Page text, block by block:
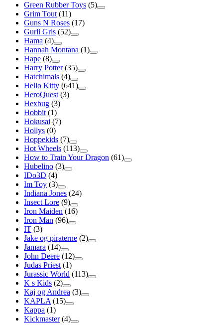
Green Rubber Toys (5)
Grim Tout (11)
Guns N Roses (17)
Gurli Gris (52)
Hama (4)
Hannah Montana (1)
Hape (8)
Harry Potter (35)
Hatchimals (4)
Hello Kitty (641)
HeroQuest (3)
Hexbug (3)
Hobbit (1)
Hokusai (7)
Hollys (0)
Hoppekids (7)
Hot Wheels (113)
How to Train Your Dragon (61)
Hubelino (3)
IDo3D (4)
Im Toy (3)
Indiana Jones (24)
Insect Lore (9)
Iron Maiden (16)
Iron Man (96)
IT (3)
Jake og piraterne (2)
Jamara (14)
John Deere (12)
Judas Priest (1)
Jurassic World (113)
K s Kids (2)
Kaj og Andrea (3)
KAPLA (15)
Kappa (1)
Kickmaster (4)